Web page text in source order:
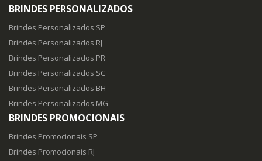
BRINDES PERSONALIZADOS
Brindes Personalizados SP
Brindes Personalizados RJ
Brindes Personalizados PR
Brindes Personalizados SC
Brindes Personalizados BH
Brindes Personalizados MG
BRINDES PROMOCIONAIS
Brindes Promocionais SP
Brindes Promocionais RJ